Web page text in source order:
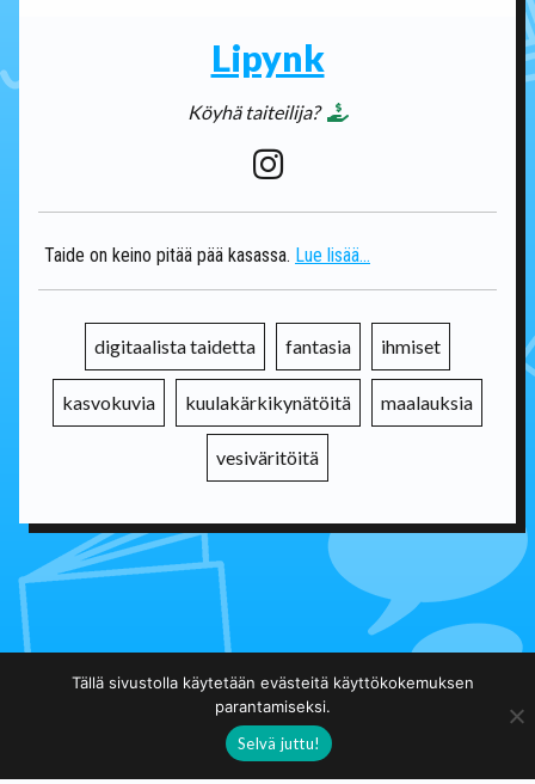
Lipynk
Köyhä taiteilija?
Taide on keino pitää pää kasassa. Lue lisää...
digitaalista taidetta fantasia ihmiset
kasvokuvia kuulakärkikynätöitä maalauksia
vesiväritöitä
Takaisin päälistalle
Taidekuja.fi
Tällä sivustolla käytetään evästeitä käyttökokemuksen
parantamiseksi.
Selvä juttu!